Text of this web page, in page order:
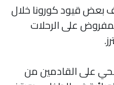
بعض قيود كورونا خلال
على الرحلات
على القادمين من